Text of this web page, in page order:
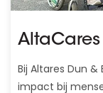
AltaCares
Bij Altares Dun
impact bij